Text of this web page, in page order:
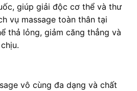
giúp giải độc cơ thể và thư
vụ massage toàn thân tại
thả lỏng, giảm căng thẳng và
vô cùng đa dạng và chất